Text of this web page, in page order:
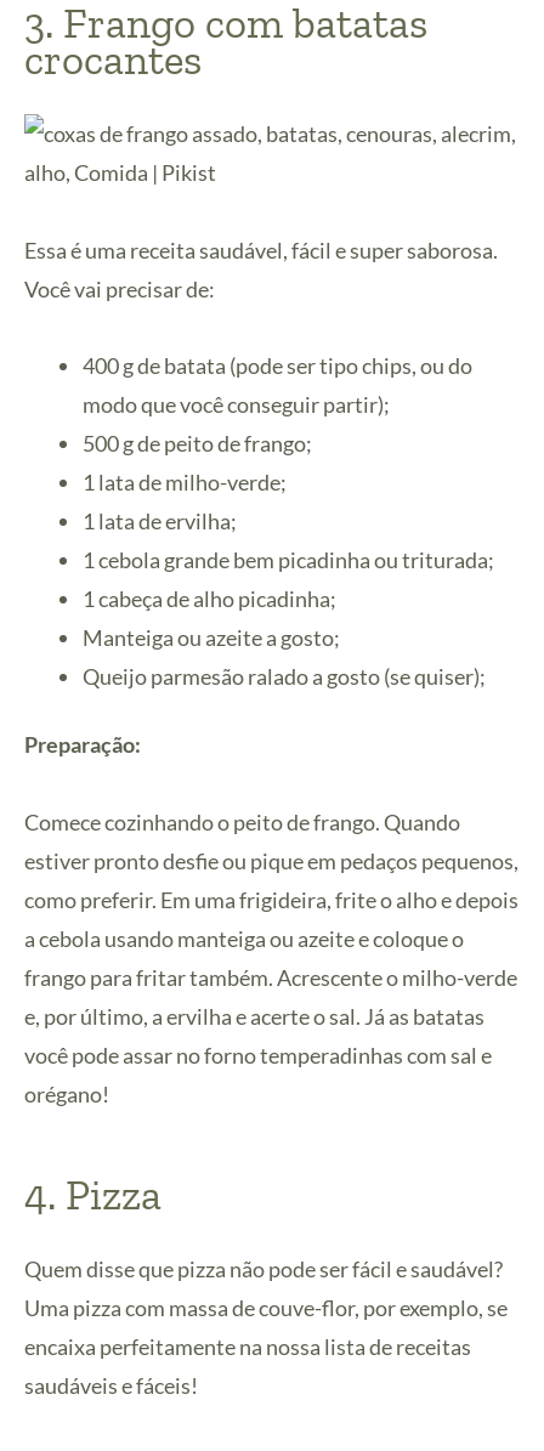
3. Frango com batatas
crocantes
Essa é uma receita saudável, fácil e super saborosa.
Você vai precisar de:
400 g de batata (pode ser tipo chips, ou do
modo que você conseguir partir);
500 g de peito de frango;
1 lata de milho-verde;
1 lata de ervilha;
1 cebola grande bem picadinha ou triturada;
1 cabeça de alho picadinha;
Manteiga ou azeite a gosto;
Queijo parmesão ralado a gosto (se quiser);
Preparação:
Comece cozinhando o peito de frango. Quando
estiver pronto desfie ou pique em pedaços pequenos,
como preferir. Em uma frigideira, frite o alho e depois
a cebola usando manteiga ou azeite e coloque o
frango para fritar também. Acrescente o milho-verde
e, por último, a ervilha e acerte o sal. Já as batatas
você pode assar no forno temperadinhas com sal e
orégano!
4. Pizza
Quem disse que pizza não pode ser fácil e saudável?
Uma pizza com massa de couve-flor, por exemplo, se
encaixa perfeitamente na nossa lista de receitas
saudáveis e fáceis!